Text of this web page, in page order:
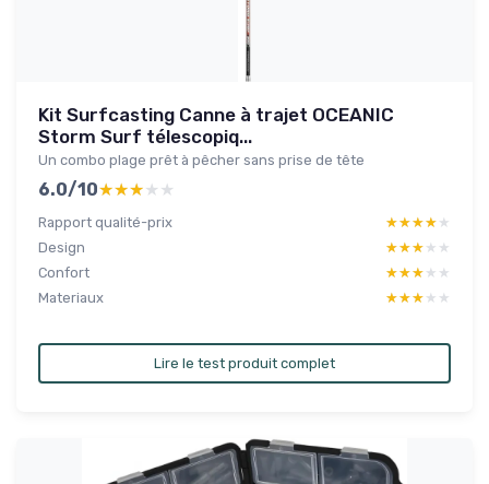
Kit Surfcasting Canne à trajet OCEANIC
Storm Surf télescopiq...
Un combo plage prêt à pêcher sans prise de tête
6.0/10★★★★★
★★★★★
Rapport qualité-prix ★★★★★
★★★★★
Design
★★★★★
★★★★★
Confort
★★★★★
★★★★★
Materiaux
★★★★★
★★★★★
Lire le test produit complet